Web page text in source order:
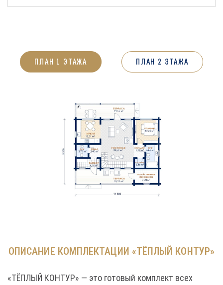
ПЛАН 1 ЭТАЖА ПЛАН 2 ЭТАЖА
ОПИСАНИЕ КОМПЛЕКТАЦИИ «ТЁПЛЫЙ КОНТУР»
«ТЁПЛЫЙ КОНТУР» — это готовый комплект всех